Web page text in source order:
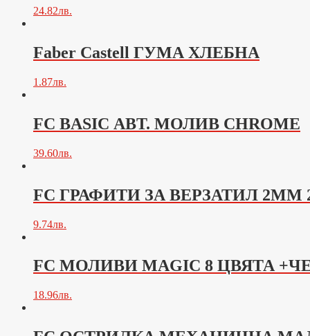
24.82лв.
Faber Castell ГУМА ХЛЕБНА
1.87лв.
FC BASIC АВТ. МОЛИВ CHROME
39.60лв.
FC ГРАФИТИ ЗА ВЕРЗАТИЛ 2ММ
9.74лв.
FC МОЛИВИ MAGIC 8 ЦВЯТА
18.96лв.